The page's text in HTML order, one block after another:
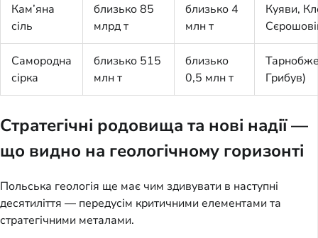
Кам’яна
сіль
близько 85
млрд т
близько 4
млн т
Куяви,
Самородна
сірка
близько 515
млн т
близько
0,5 млн т
Грибув)
Стратегічні родовища та нові надії —
що видно на геологічному горизонті
Польська геологія ще має чим здивувати в наступні
десятиліття — передусім критичними елементами та
стратегічними металами.